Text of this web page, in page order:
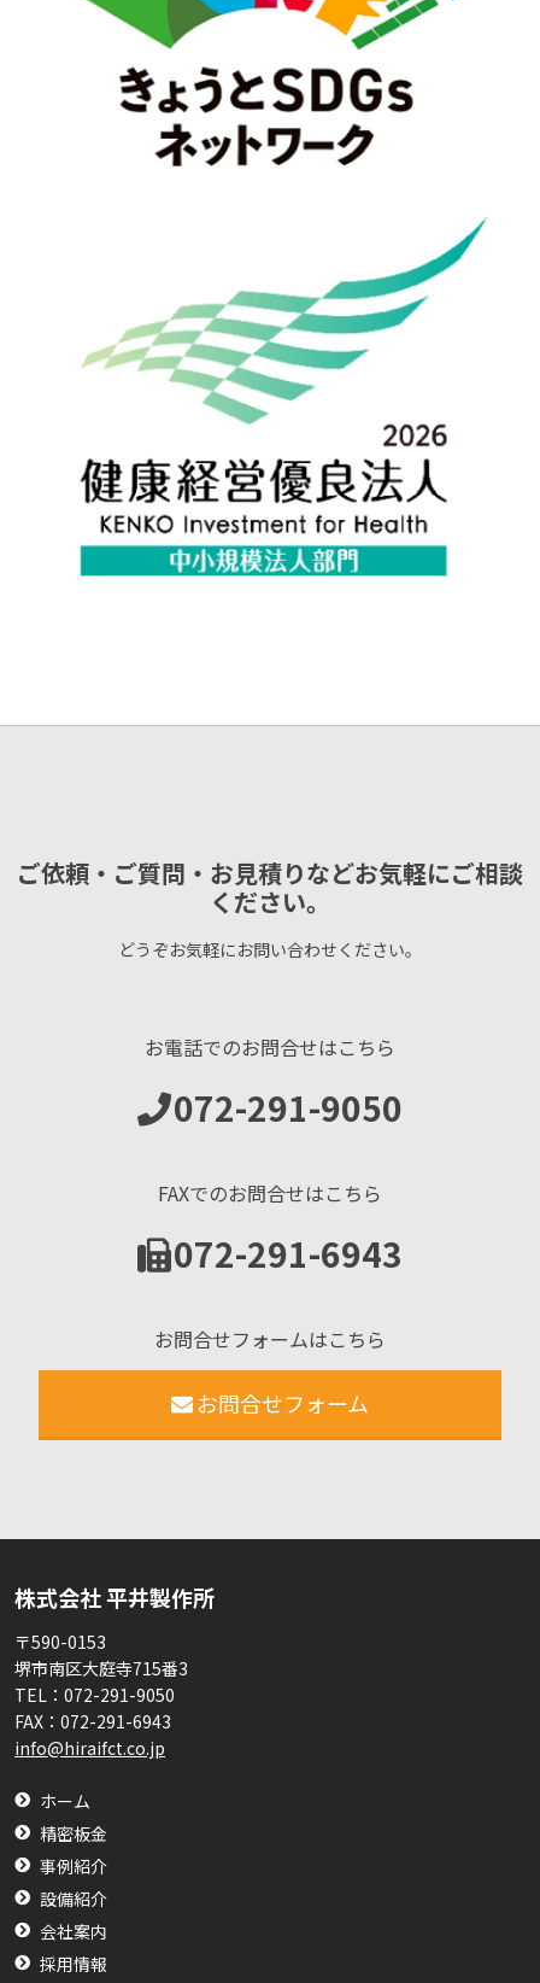
ご依頼・ご質問・お見積りなどお気軽にご相談
ください。
どうぞお気軽にお問い合わせください。
お電話でのお問合せはこちら
072-291-9050
FAXでのお問合せはこちら
072-291-6943
お問合せフォームはこちら
お問合せフォーム
株式会社 平井製作所
〒590-0153
堺市南区大庭寺715番3
TEL： 072-291-9050
FAX： 072-291-6943
info@hiraifct.co.jp
ホーム
精密板金
事例紹介
設備紹介
会社案内
採用情報